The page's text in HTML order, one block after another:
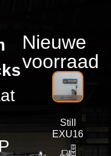
Nieuwe
voorraad
Still
EXU16